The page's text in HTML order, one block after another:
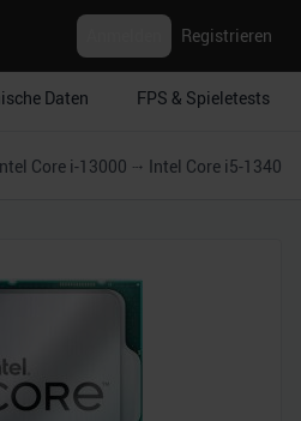
Registrieren
Daten FPS & Spieletests
Core i-13000 Intel Core i5-